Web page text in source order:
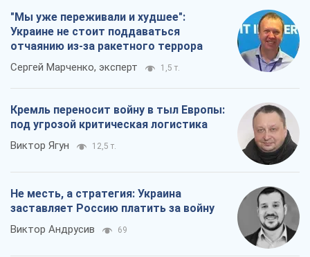
"Мы уже переживали и худшее":
Украине не стоит поддаваться
отчаянию из-за ракетного террора
Сергей Марченко, эксперт 1,5 т.
Кремль переносит войну в тыл Европы:
под угрозой критическая логистика
Виктор Ягун 12,5 т.
Не месть, а стратегия: Украина
заставляет Россию платить за войну
Виктор Андрусив 69